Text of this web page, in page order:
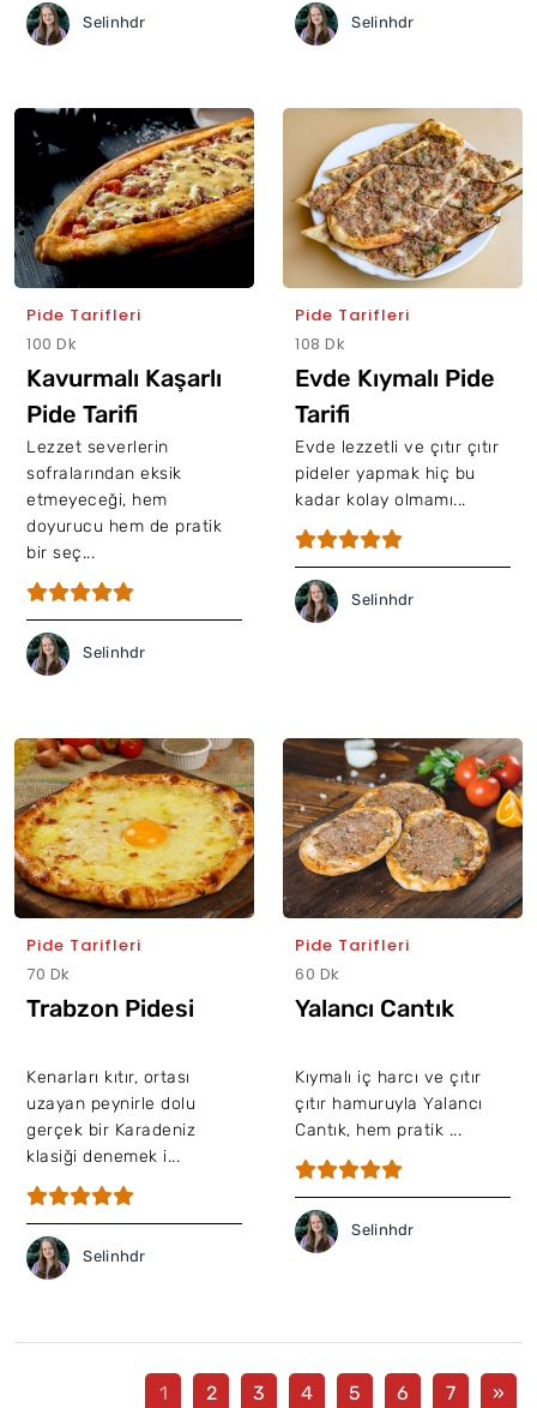
Selinhdr Selinhdr
Pide Tarifleri
100 Dk
Kavurmalı Kaşarlı
Pide Tarifi
Lezzet severlerin
sofralarından eksik
etmeyeceği, hem
doyurucu hem de pratik
bir seç...
Selinhdr
Pide Tarifleri
108 Dk
Evde Kıymalı Pide
Tarifi
Evde lezzetli ve çıtır çıtır
pideler yapmak hiç bu
kadar kolay olmamı...
Selinhdr
Pide Tarifleri
70 Dk
Trabzon Pidesi
Kenarları kıtır, ortası
uzayan peynirle dolu
gerçek bir Karadeniz
klasiği denemek i...
Selinhdr
Pide Tarifleri
60 Dk
Yalancı Cantık
Kıymalı iç harcı ve çıtır
çıtır hamuruyla Yalancı
Cantık, hem pratik ...
Selinhdr
1 2 3 4 5 6 7 »